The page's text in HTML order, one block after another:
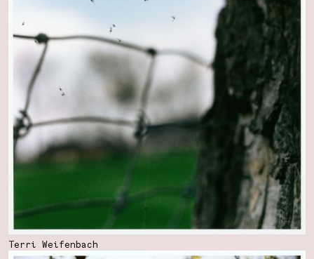
Terri Weifenbach